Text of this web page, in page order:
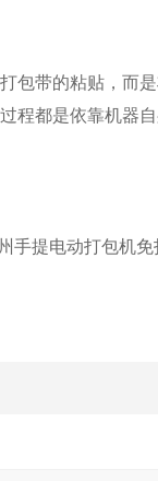
带的粘贴，而
程都是依靠机器
手提电动打包机